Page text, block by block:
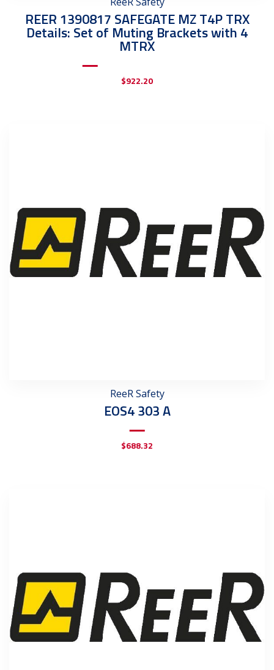
REER 1390817 SAFEGATE MZ T4P TRX
Details: Set of Muting Brackets with 4
MTRX
$922.20
ReeR Safety
EOS4 303 A
$688.32